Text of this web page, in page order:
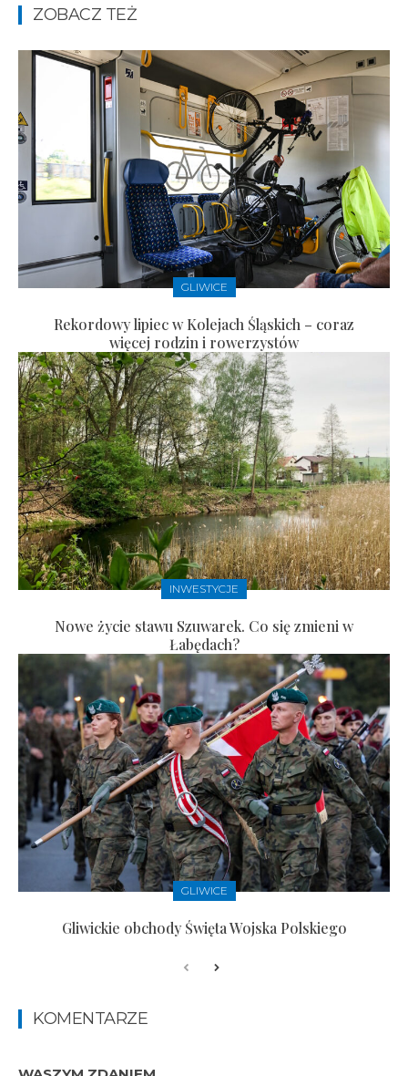
ZOBACZ TEŻ
GLIWICE
Rekordowy lipiec w Kolejach Śląskich – coraz
więcej rodzin i rowerzystów
INWESTYCJE
Nowe życie stawu Szuwarek. Co się zmieni w
Łabędach?
GLIWICE
Gliwickie obchody Święta Wojska Polskiego
KOMENTARZE